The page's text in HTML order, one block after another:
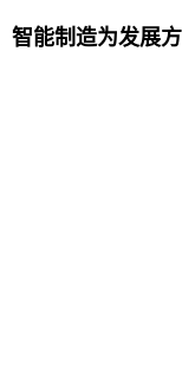
能制造为发展